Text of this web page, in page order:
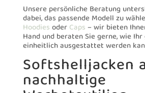
Unsere persönliche Beratung
dabei, das passende Modell zu
HoodiesoderCaps– wir bieten
Hand und beraten Sie gerne, wie
einheitlich ausgestattet werden
Softshelljacken
nachhaltige